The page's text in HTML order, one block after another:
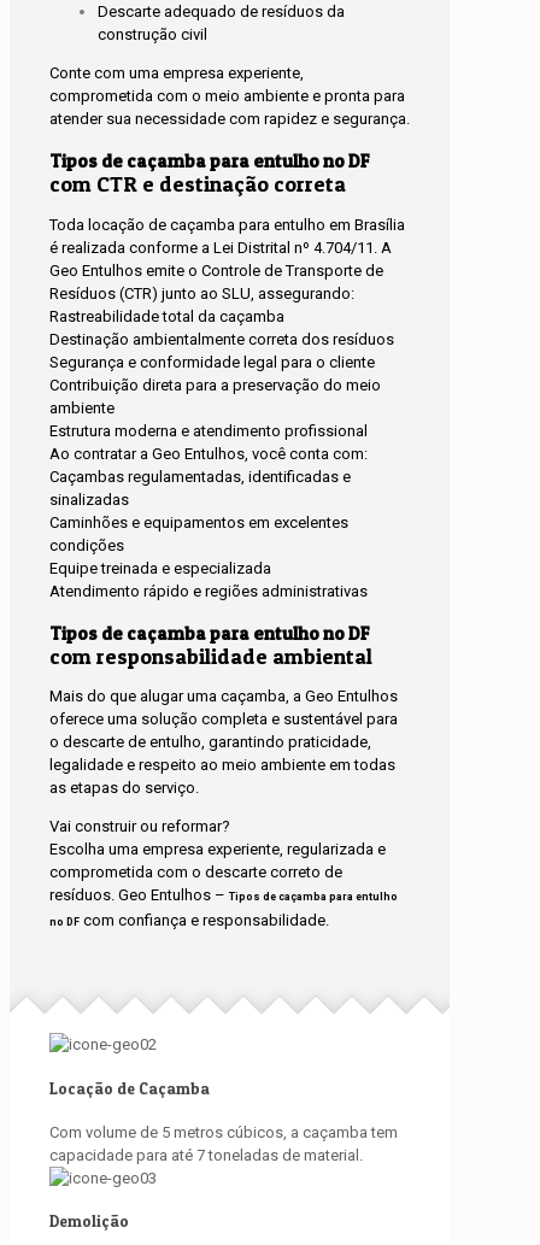
Descarte adequado de resíduos da
construção civil
Conte com uma empresa experiente,
comprometida com o meio ambiente e pronta para
atender sua necessidade com rapidez e segurança.
Tipos de caçamba para entulho no DF
com CTR e destinação correta
Toda locação de caçamba para entulho em Brasília
é realizada conforme a Lei Distrital nº 4.704/11. A
Geo Entulhos emite o Controle de Transporte de
Resíduos (CTR) junto ao SLU, assegurando:
Rastreabilidade total da caçamba
Destinação ambientalmente correta dos resíduos
Segurança e conformidade legal para o cliente
Contribuição direta para a preservação do meio
ambiente
Estrutura moderna e atendimento profissional
Ao contratar a Geo Entulhos, você conta com:
Caçambas regulamentadas, identificadas e
sinalizadas
Caminhões e equipamentos em excelentes
condições
Equipe treinada e especializada
Atendimento rápido e regiões administrativas
Tipos de caçamba para entulho no DF
com responsabilidade ambiental
Mais do que alugar uma caçamba, a Geo Entulhos
oferece uma solução completa e sustentável para
o descarte de entulho, garantindo praticidade,
legalidade e respeito ao meio ambiente em todas
as etapas do serviço.
Vai construir ou reformar?
Escolha uma empresa experiente, regularizada e
comprometida com o descarte correto de
resíduos. Geo Entulhos – Tipos de caçamba para entulho
no DF com confiança e responsabilidade.
Locação de Caçamba
Com volume de 5 metros cúbicos, a caçamba tem
capacidade para até 7 toneladas de material.
Demolição